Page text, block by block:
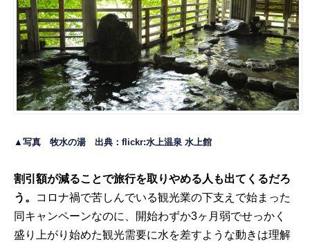
▲写真 牧水の湯 出典：flickr:水上温泉 水上館
割引額が減ることで旅行を取りやめる人も出てくるだろ
う。
コロナ禍で苦しんでいる観光業の下支えで始まった
同キャンペーンなのに、開始わずか3ヶ月弱でせっかく
盛り上がり始めた観光需要に水を差すような動きは理解